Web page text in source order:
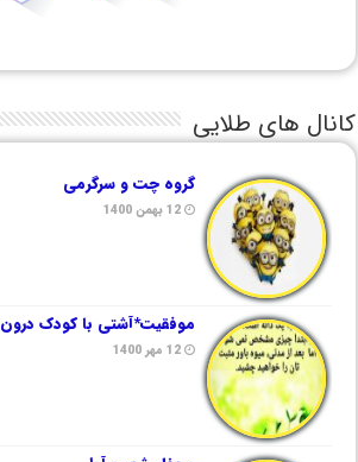
کانال های طلایی
گروه چت و سرگرمی
12 بهمن 1400
موفقیت*آشتی با کودک درون
12 مهر 1400